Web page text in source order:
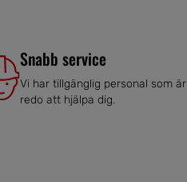
Snabb service
Vi har tillgänglig personal som är
redo att hjälpa dig.